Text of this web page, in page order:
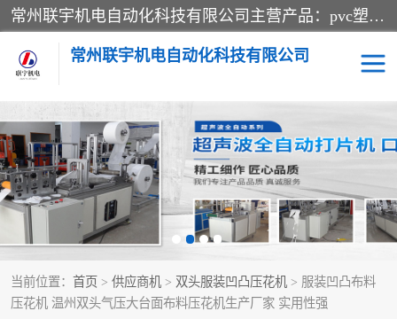
常州联宇机电自动化科技有限公司主营产品：pvc塑料焊机、高频热合机、软膜天花压边机、服装布料凹凸压花机、布料3d压印设备、服装植胶设备、超声波布料花边机、无纺布热合机、全自动压花机。
常州联宇机电自动化科技有限公司
当前位置： 首页 > 供应商机 > 双头服装凹凸压花机 > 服装凹凸布料
压花机 温州双头气压大台面布料压花机生产厂家 实用性强
压花定型机以及压花模具 超声波热合机
高频热合机 超声波花边机
超声波复合压花机 凹凸压花机压标机
3040凹凸压花机 双头服装凹凸压花机